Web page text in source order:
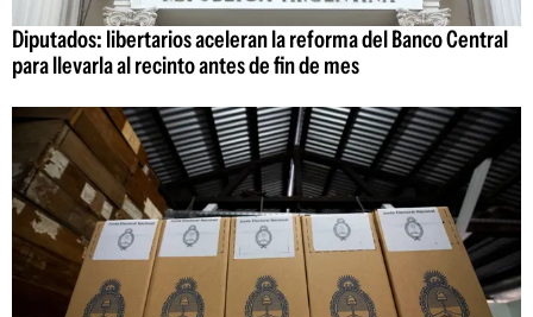
Diputados: libertarios aceleran la reforma del Banco Central
para llevarla al recinto antes de fin de mes